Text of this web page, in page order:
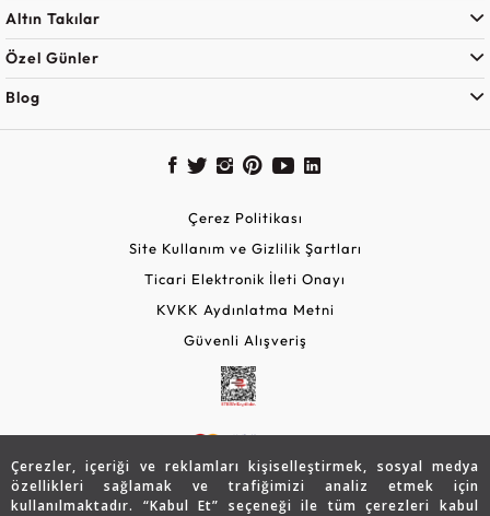
Çerezler, içeriği ve reklamları kişiselleştirmek, sosyal medya
özellikleri sağlamak ve trafiğimizi analiz etmek için
kullanılmaktadır. “Kabul Et” seçeneği ile tüm çerezleri kabul
Altın Takılar
Özel Günler
Blog
Çerez Politikası
Site Kullanım ve Gizlilik Şartları
Ticari Elektronik İleti Onayı
KVKK Aydınlatma Metni
Güvenli Alışveriş